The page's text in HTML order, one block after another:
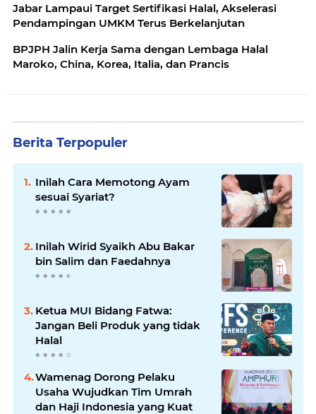
Jabar Lampaui Target Sertifikasi Halal, Akselerasi
Pendampingan UMKM Terus Berkelanjutan
BPJPH Jalin Kerja Sama dengan Lembaga Halal
Maroko, China, Korea, Italia, dan Prancis
Berita Terpopuler
Inilah Cara Memotong Ayam
sesuai Syariat?
Inilah Wirid Syaikh Abu Bakar
bin Salim dan Faedahnya
Ketua MUI Bidang Fatwa:
Jangan Beli Produk yang tidak
Halal
Wamenag Dorong Pelaku
Usaha Wujudkan Tim Umrah
dan Haji Indonesia yang Kuat